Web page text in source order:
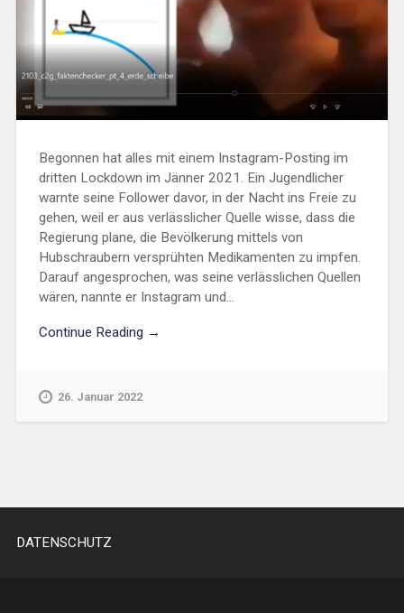
Begonnen hat alles mit einem Instagram-Posting im
dritten Lockdown im Jänner 2021. Ein Jugendlicher
warnte seine Follower davor, in der Nacht ins Freie zu
gehen, weil er aus verlässlicher Quelle wisse, dass die
Regierung plane, die Bevölkerung mittels von
Hubschraubern versprühten Medikamenten zu impfen.
Darauf angesprochen, was seine verlässlichen Quellen
wären, nannte er Instagram und...
Continue Reading →
26. Januar 2022
DATENSCHUTZ